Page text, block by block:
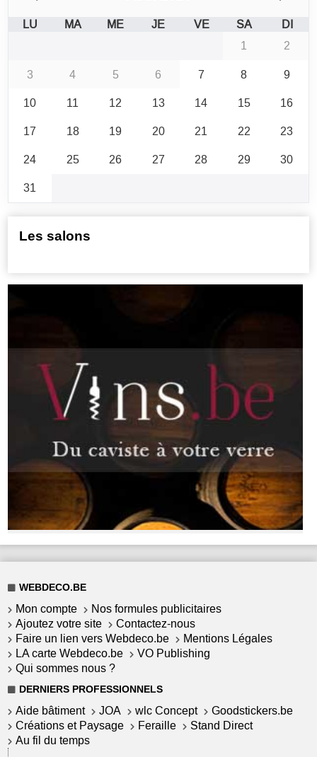
LU MA ME JE VE SA
DI
1
2
3
4 5 6 7 8
9
10
11 12 13 14 15
16
17
18 19 20 21 22
23
24
25 26 27 28 29
30
31
Les salons
WEBDECO.BE
Mon compte
Nos formules publicitaires
Ajoutez votre site
Contactez-nous
Faire un lien vers Webdeco.be
Mentions Légales
LA carte Webdeco.be
VO Publishing
Qui sommes nous ?
DERNIERS PROFESSIONNELS
Aide bâtiment JOA wlc Concept
Goodstickers.be
Créations et Paysage
Feraille
Stand Direct
Au fil du temps